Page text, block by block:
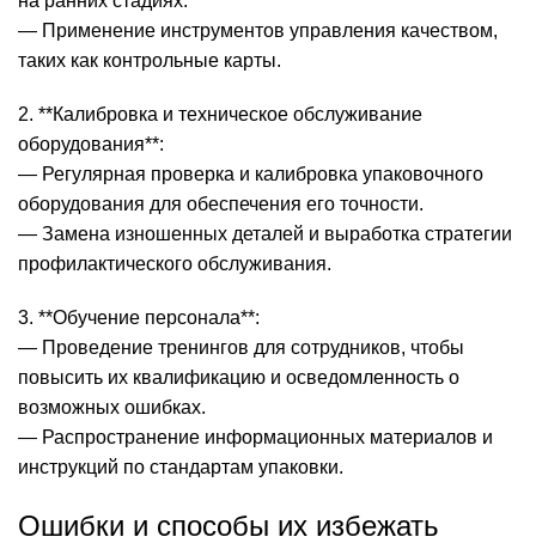
— Применение инструментов управления качеством,
таких как контрольные карты.
2. **Калибровка и техническое обслуживание
оборудования**:
— Регулярная проверка и калибровка упаковочного
оборудования для обеспечения его точности.
— Замена изношенных деталей и выработка стратегии
профилактического обслуживания.
3. **Обучение персонала**:
— Проведение тренингов для сотрудников, чтобы
повысить их квалификацию и осведомленность о
возможных ошибках.
— Распространение информационных материалов и
инструкций по стандартам упаковки.
Ошибки и способы их избежать